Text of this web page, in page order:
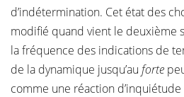
d’indétermination. Cet état des
modifié quand vient le deuxième
la fréquence des indications de
de la dynamique jusqu’au forte
comme une réaction